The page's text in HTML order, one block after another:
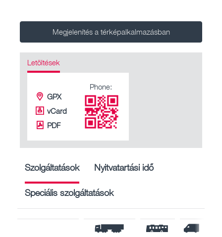
Megjelenítés a térképalkalmazásban
Letöltések
GPX
vCard
PDF
Phone:
Szolgáltatások Nyitvatartási idő
Speciális szolgáltatások